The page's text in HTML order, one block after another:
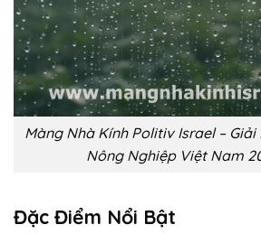
Màng Nhà Kính Politiv Israel –
Nông Nghiệp Việt Nam
Đặc Điểm Nổi Bật